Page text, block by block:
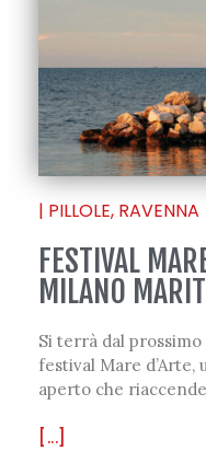
| PILLOLE, RAVENNA
FESTIVAL
MILANO
Si terrà dal
festival Mare d’Arte,
aperto che
[...]